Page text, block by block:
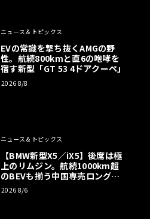
ニュース＆トピックス
EVの常識を撃ち抜くAMGの野
性。航続800kmと直6の咆哮を
宿す新型「GT 53 4ドアクーペ」
2026 8/8
ニュース＆トピックス
【BMW新型X5／iX5】後席は極
上のリムジン。航続1000km超
のBEVも揃う中国専売ロング仕
様の全貌
2026 8/6